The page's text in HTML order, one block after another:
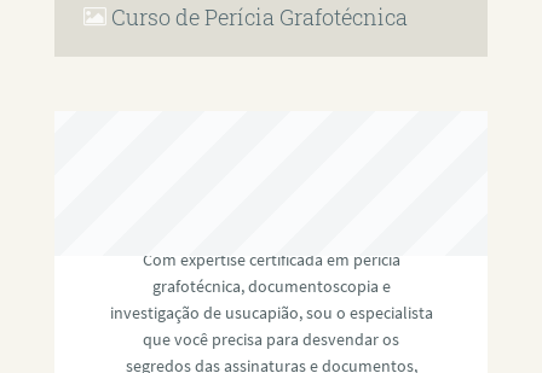
Curso de Perícia Grafotécnica
Com expertise certificada em perícia
grafotécnica, documentoscopia e
investigação de usucapião, sou o especialista
que você precisa para desvendar os
segredos das assinaturas e documentos,